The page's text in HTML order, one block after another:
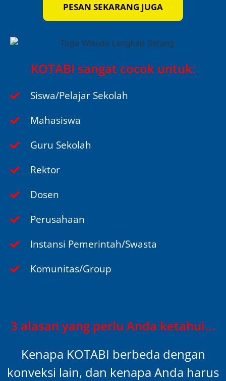
PESAN SEKARANG JUGA
KOTABI sangat cocok untuk:
Siswa/Pelajar Sekolah
Mahasiswa
Guru Sekolah
Rektor
Dosen
Perusahaan
Instansi Pemerintah/Swasta
Komunitas/Group
3 alasan yang perlu Anda ketahui...
Kenapa KOTABI berbeda dengan
konveksi lain, dan kenapa Anda harus